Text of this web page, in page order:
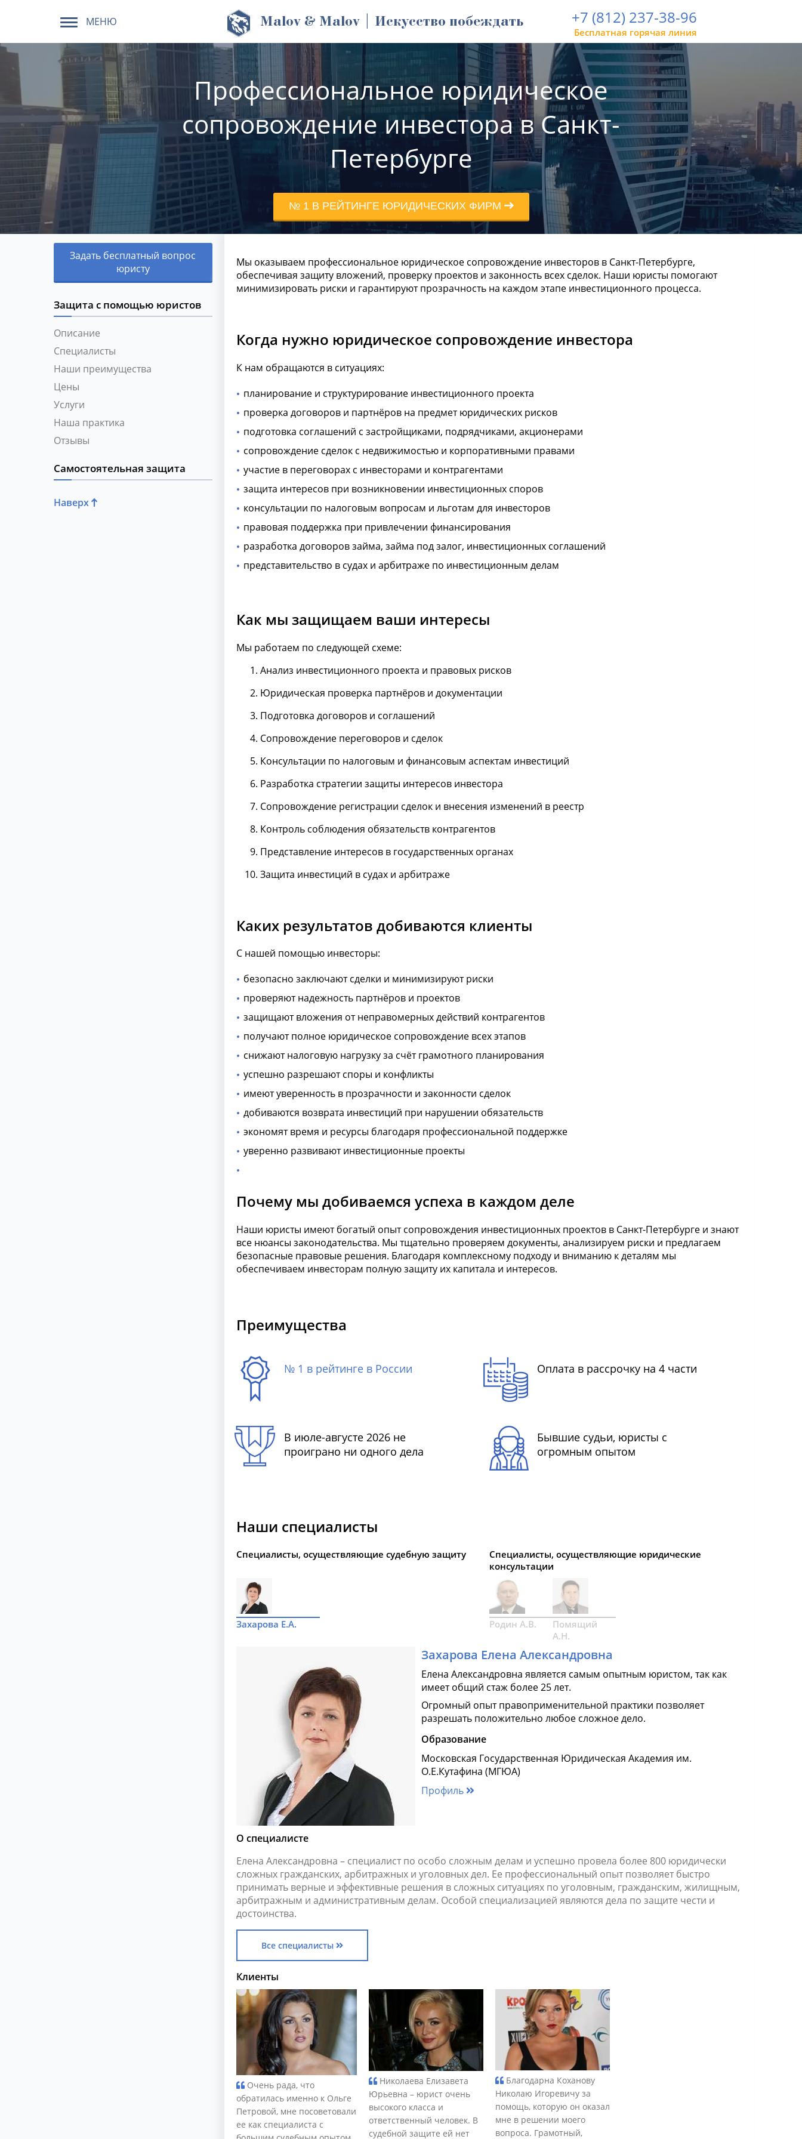
МЕНЮ Malov & Malov | Искусство побеждать +7 (812) 237-38-96
Бесплатная горячая линия
Профессиональное юридическое
сопровождение инвестора в Санкт-
Петербурге
№ 1 В РЕЙТИНГЕ ЮРИДИЧЕСКИХ ФИРМ
Задать бесплатный вопрос
юристу
Защита с помощью юристов
Описание
Специалисты
Наши преимущества
Цены
Услуги
Наша практика
Отзывы
Самостоятельная защита
Наверх
Мы оказываем профессиональное юридическое сопровождение инвесторов в Санкт-Петербурге,
обеспечивая защиту вложений, проверку проектов и законность всех сделок. Наши юристы помогают
минимизировать риски и гарантируют прозрачность на каждом этапе инвестиционного процесса.
Когда нужно юридическое сопровождение инвестора
К нам обращаются в ситуациях:
планирование и структурирование инвестиционного проекта
проверка договоров и партнёров на предмет юридических рисков
подготовка соглашений с застройщиками, подрядчиками, акционерами
сопровождение сделок с недвижимостью и корпоративными правами
участие в переговорах с инвесторами и контрагентами
защита интересов при возникновении инвестиционных споров
консультации по налоговым вопросам и льготам для инвесторов
правовая поддержка при привлечении финансирования
разработка договоров займа, займа под залог, инвестиционных соглашений
представительство в судах и арбитраже по инвестиционным делам
Как мы защищаем ваши интересы
Мы работаем по следующей схеме:
Анализ инвестиционного проекта и правовых рисков
Юридическая проверка партнёров и документации
Подготовка договоров и соглашений
Сопровождение переговоров и сделок
Консультации по налоговым и финансовым аспектам инвестиций
Разработка стратегии защиты интересов инвестора
Сопровождение регистрации сделок и внесения изменений в реестр
Контроль соблюдения обязательств контрагентов
Представление интересов в государственных органах
Защита инвестиций в судах и арбитраже
Каких результатов добиваются клиенты
С нашей помощью инвесторы:
безопасно заключают сделки и минимизируют риски
проверяют надежность партнёров и проектов
защищают вложения от неправомерных действий контрагентов
получают полное юридическое сопровождение всех этапов
снижают налоговую нагрузку за счёт грамотного планирования
успешно разрешают споры и конфликты
имеют уверенность в прозрачности и законности сделок
добиваются возврата инвестиций при нарушении обязательств
экономят время и ресурсы благодаря профессиональной поддержке
уверенно развивают инвестиционные проекты
Почему мы добиваемся успеха в каждом деле
Наши юристы имеют богатый опыт сопровождения инвестиционных проектов в Санкт-Петербурге и знают
все нюансы законодательства. Мы тщательно проверяем документы, анализируем риски и предлагаем
безопасные правовые решения. Благодаря комплексному подходу и вниманию к деталям мы
обеспечиваем инвесторам полную защиту их капитала и интересов.
Преимущества
№ 1 в рейтинге в России Оплата в рассрочку на 4 части
В июле-августе 2026 не
проиграно ни одного дела
Бывшие судьи, юристы с
огромным опытом
Наши специалисты
Специалисты, осуществляющие судебную защиту
Захарова Е.А.
Специалисты, осуществляющие юридические
консультации
Родин А.В.
Помящий
А.Н.
Захарова Елена Александровна
Елена Александровна является самым опытным юристом, так как
имеет общий стаж более 25 лет.
Огромный опыт правоприменительной практики позволяет
разрешать положительно любое сложное дело.
Образование
Московская Государственная Юридическая Академия им.
О.Е.Кутафина (МГЮА)
Профиль
О специалисте
Елена Александровна – специалист по особо сложным делам и успешно провела более 800 юридически
сложных гражданских, арбитражных и уголовных дел. Ее профессиональный опыт позволяет быстро
принимать верные и эффективные решения в сложных ситуациях по уголовным, гражданским, жилищным,
арбитражным и административным делам. Особой специализацией являются дела по защите чести и
достоинства.
Все специалисты
Клиенты
Очень рада, что
обратилась именно к Ольге
Петровой, мне посоветовали
ее как специалиста с
Николаева Елизавета
Юрьевна – юрист очень
высокого класса и
ответственный человек. В
судебной защите ей нет
Благодарна Коханову
Николаю Игоревичу за
помощь, которую он оказал
мне в решении моего
вопроса. Грамотный,